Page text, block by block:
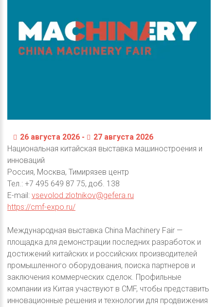
26 августа 2026 -
27 августа 2026
Национальная китайская выставка машиностроения и
инноваций
Россия, Москва, Тимирязев центр
Тел.: +7 495 649 87 75, доб. 138
E-mail: vsevolod.zlotnikov@gefera.ru
https://cmf-expo.ru/
Международная выставка China Machinery Fair —
площадка для демонстрации последних разработок и
достижений китайских и российских производителей
промышленного оборудования, поиска партнеров и
заключения коммерческих сделок. Профильные
компании из Китая участвуют в CMF, чтобы представить
инновационные решения и технологии для продвижения